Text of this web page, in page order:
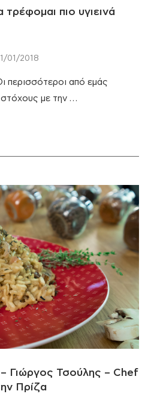
πιο υγιεινά
01/2018
περισσότεροι από εμάς
στόχους με την …
Γιώργος Τσούλης – Chef
Πρίζα